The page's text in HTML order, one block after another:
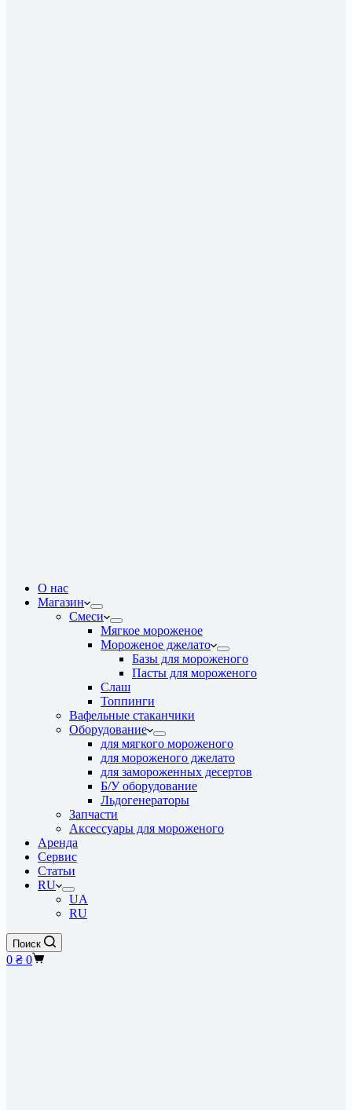
О нас
Магазин
Смеси
Мягкое мороженое
Мороженое джелато
Базы для мороженого
Пасты для мороженого
Слаш
Топпинги
Вафельные стаканчики
Оборудование
для мягкого мороженого
для мороженого джелато
для замороженных десертов
Б/У оборудование
Льдогенераторы
Запчасти
Аксессуары для мороженого
Аренда
Cервис
Статьи
RU
UA
RU
Поиск
Корзина
0 ₴ 0